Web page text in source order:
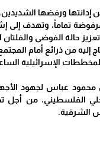
ورفضها الشديدين،
تماماً، وتهدف إلى
حالة الفوضى
إليه من ذرائع أمام
الإسرائيلية
محمود عباس لجهود
الفلسطيني، من أجل
الشرقية.